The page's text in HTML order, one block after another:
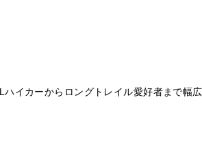
イカーからロングトレイル愛好者まで幅